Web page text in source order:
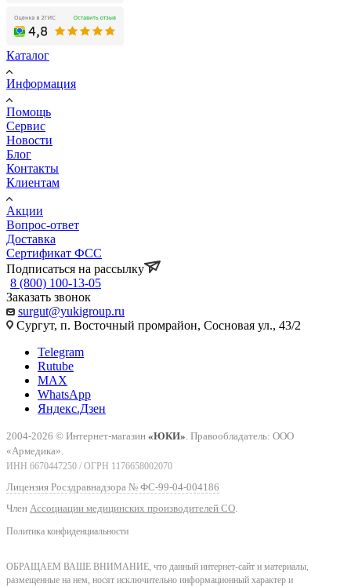
Каталог
Информация
Помощь
Сервис
Новости
Блог
Контакты
Клиентам
Акции
Вопрос-ответ
Доставка
Сертификат ФСС
Подписаться на рассылку
8 (800) 100-13-05
Заказать звонок
surgut@yukigroup.ru
Сургут, п. Восточный промрайон, Сосновая ул., 43/2
Telegram
Rutube
MAX
WhatsApp
Яндекс.Дзен
2004-2026 © Интернет-магазин «ЮКИ» . Правообладатель: ООО
«Армедика».
ИНН 6670447250 / ОГРН 1176658002070
Лицензия Росздравнадзора № ФС-99-04-004186
Член Ассоциации медицинских производителей СО
Политика конфиденциальности
ОБРАЩАЕМ ВАШЕ ВНИМАНИЕ, что данный интернет-сайт и материалы,
размещенные на нем, носят исключительно информационный характер и